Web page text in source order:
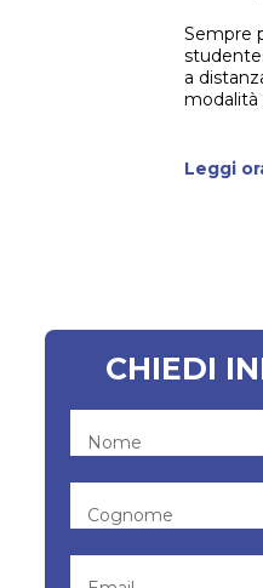
Sempre
a
modalità
Leggi
CHIEDI
Nome
Cognome